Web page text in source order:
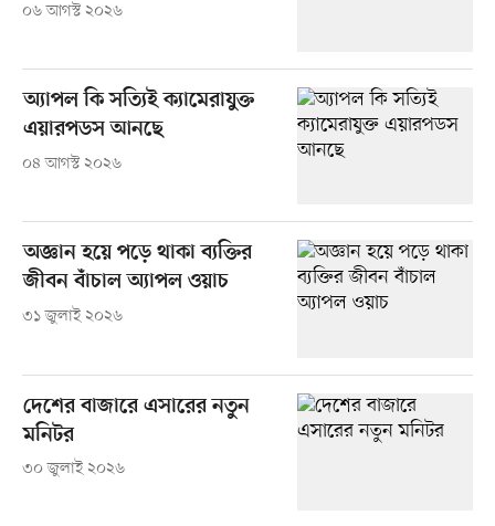
০৬ আগস্ট ২০২৬
অ্যাপল কি সত্যিই ক্যামেরাযুক্ত
এয়ারপডস আনছে
০৪ আগস্ট ২০২৬
অজ্ঞান হয়ে পড়ে থাকা ব্যক্তির
জীবন বাঁচাল অ্যাপল ওয়াচ
৩১ জুলাই ২০২৬
দেশের বাজারে এসারের নতুন
মনিটর
৩০ জুলাই ২০২৬